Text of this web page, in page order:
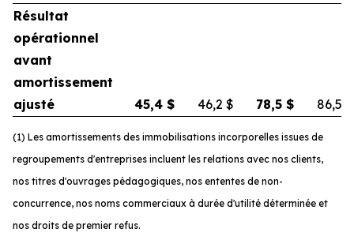
Résultat
opérationnel
avant
amortissement
ajusté
45,4 $ 46,2 $ 78,5 $ 86,5
(1) Les amortissements des immobilisations incorporelles issues de
regroupements d'entreprises incluent les relations avec nos clients,
nos titres d'ouvrages pédagogiques, nos ententes de non-
concurrence, nos noms commerciaux à durée d'utilité déterminée et
nos droits de premier refus.